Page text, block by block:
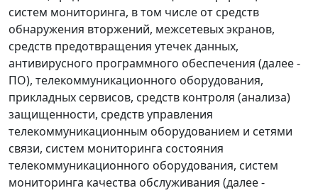
систем мониторинга, в том числе от средств
обнаружения вторжений, межсетевых экранов,
средств предотвращения утечек данных,
антивирусного программного обеспечения (далее -
ПО), телекоммуникационного оборудования,
прикладных сервисов, средств контроля (анализа)
защищенности, средств управления
телекоммуникационным оборудованием и сетями
связи, систем мониторинга состояния
телекоммуникационного оборудования, систем
мониторинга качества обслуживания (далее -